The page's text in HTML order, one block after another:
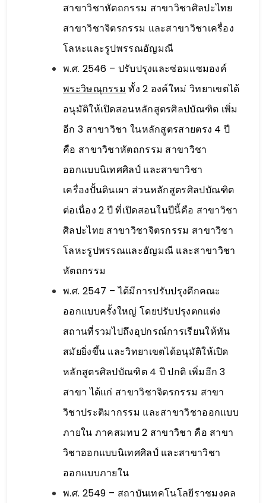
สาขาวิชาหัตถกรรม สาขาวิชาศิลปะไทย
สาขาวิชาจิตรกรรม และสาขาวิชาเครื่อง
โลหะและรูปพรรณอัญมณี
พ.ศ. 2546 – ปรับปรุงและซ่อมแซมองค์
พระวิษณุกรรม ทั้ง 2 องค์ใหม่ วิทยาเขตได้
อนุมัติให้เปิดสอนหลักสูตรศิลปบัณฑิต เพิ่ม
อีก 3 สาขาวิชา ในหลักสูตรสายตรง 4 ปี
คือ สาขาวิชาหัตถกรรม สาขาวิชา
ออกแบบนิเทศศิลป์ และสาขาวิชา
เครื่องปั้นดินเผา ส่วนหลักสูตรศิลปบัณฑิต
ต่อเนื่อง 2 ปี ที่เปิดสอนในปีนี้คือ สาขาวิชา
ศิลปะไทย สาขาวิชาจิตรกรรม สาขาวิชา
โลหะรูปพรรณและอัญมณี และสาขาวิชา
หัตถกรรม
พ.ศ. 2547 – ได้มีการปรับปรุงตึกคณะ
ออกแบบครั้งใหญ่ โดยปรับปรุงตกแต่ง
สถานที่รวมไปถึงอุปกรณ์การเรียนให้ทัน
สมัยยิ่งขึ้น และวิทยาเขตได้อนุมัติให้เปิด
หลักสูตรศิลปบัณฑิต 4 ปี ปกติ เพิ่มอีก 3
สาขา ได้แก่ สาขาวิชาจิตรกรรม สาขา
วิชาประติมากรรม และสาขาวิชาออกแบบ
ภายใน ภาคสมทบ 2 สาขาวิชา คือ สาขา
วิชาออกแบบนิเทศศิลป์ และสาขาวิชา
ออกแบบภายใน
พ.ศ. 2549 – สถาบันเทคโนโลยีราชมงคล